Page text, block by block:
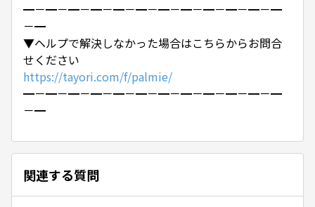
━－━－━－━－━－━－━－━－━－━－━－━
－━
▼ヘルプで解決しなかった場合はこちらからお問合
せください
https://tayori.com/f/palmie/
━－━－━－━－━－━－━－━－━－━－━－━
－━
関連する質問